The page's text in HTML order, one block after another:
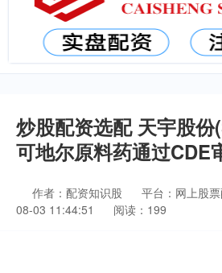
炒股配资选配 天宇股份
可地尔原料药通过CDE
作者：配资知识股 平台：网上股
08-03 11:44:51
阅读：199